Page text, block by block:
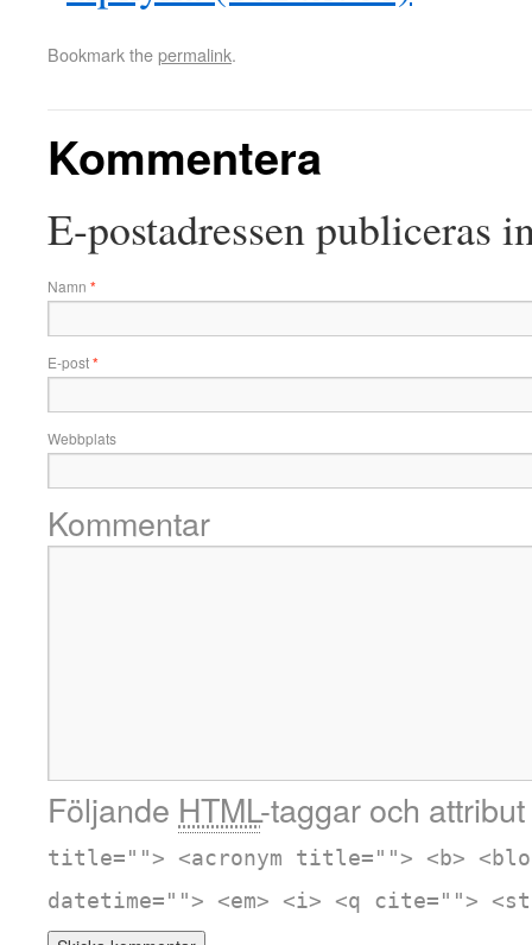
Bookmark thepermalink.
Kommentera
E-postadressen publiceras
Namn *
E-post*
Webbplats
Kommentar
Följande HTML-taggar och
title=""> <acronym title=""> <b>
datetime=""> <em> <i> <q cite="">